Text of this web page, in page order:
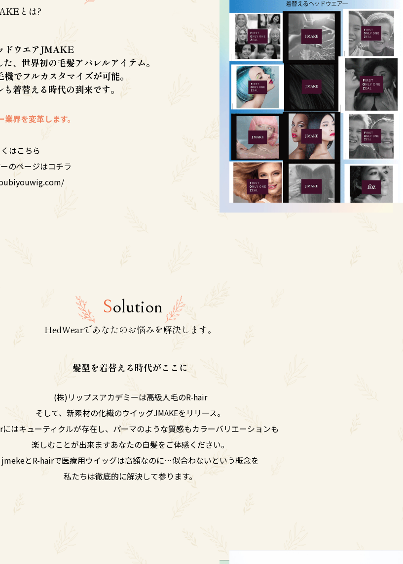
とは?
ドウエアJMAKE
、世界初の毛髪アパレルアイテム。
でフルカスタマイズが可能。
着替える時代の到来です。
界を変革します。
はこちら
のページはコチラ
Solution
HedWearであなたのお悩みを解決します。
髪型を着替える時代がここに
(株)リップスアカデミーは高級人毛のR-hair
そして、新素材の化繊のウイッグJMAKEをリリース。
にはキューティクルが存在し、パーマのような質感もカラーバリエーションも
楽しむことが出来ますあなたの自髪をご体感ください。
jmekeとR-hairで医療用ウイッグは高額なのに…似合わないという概念を
私たちは徹底的に解決して参ります。